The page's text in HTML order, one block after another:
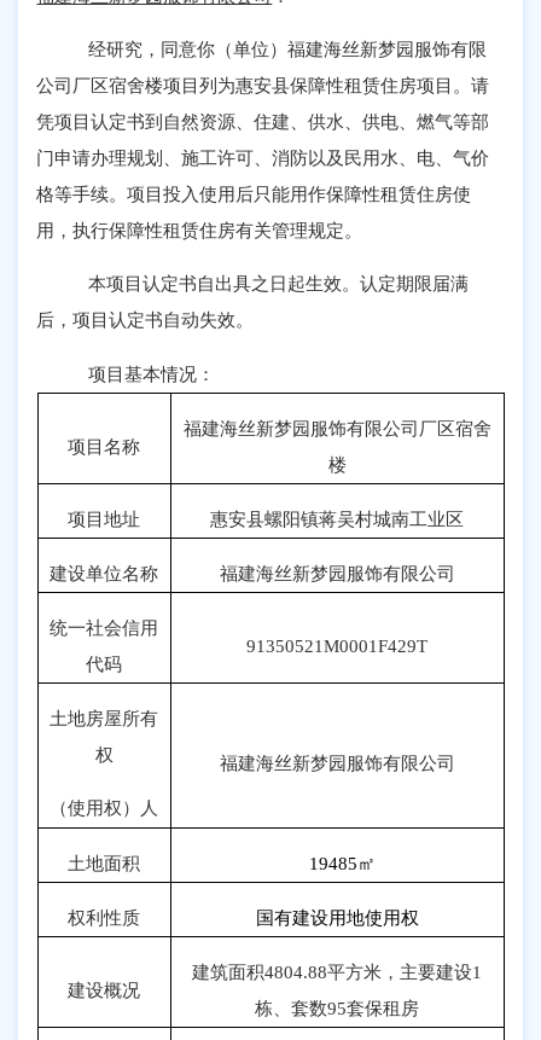
经研究，同意你（单位）福建海丝新梦园服饰有限
公司厂区宿舍楼项目列为惠安县保障性租赁住房项目。请
凭项目认定书到自然资源、住建、供水、供电、燃气等部
门申请办理规划、施工许可、消防以及民用水、电、气价
格等手续。项目投入使用后只能用作保障性租赁住房使
用，执行保障性租赁住房有关管理规定。
本项目认定书自出具之日起生效。认定期限届满
后，项目认定书自动失效。
项目基本情况：
项目名称
福建海丝新梦园服饰有限公司厂区宿舍
楼
项目地址 惠安县螺阳镇蒋吴村城南工业区
建设单位名称 福建海丝新梦园服饰有限公司
统一社会信用
代码
91350521M0001F429T
土地房屋所有
权
（使用权）人
福建海丝新梦园服饰有限公司
土地面积 19485㎡
权利性质 国有建设用地使用权
建设概况
建筑面积4804.88平方米，主要建设1
栋、套数95套保租房